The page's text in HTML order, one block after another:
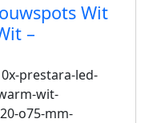
Wit
–
prestara-led-
wit-
o75-mm-